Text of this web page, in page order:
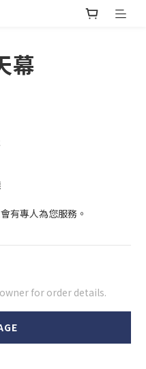
幕
有專人為您服務。
for order details.